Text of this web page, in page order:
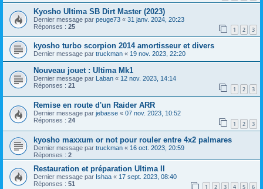
Kyosho Ultima SB Dirt Master (2023)
Dernier message par peuge73 « 31 janv. 2024, 20:23
Réponses : 25 1 2 3
kyosho turbo scorpion 2014 amortisseur et divers
Dernier message par truckman « 19 nov. 2023, 22:20
Nouveau jouet : Ultima Mk1
Dernier message par Laban « 12 nov. 2023, 14:14
Réponses : 21 1 2 3
Remise en route d'un Raider ARR
Dernier message par jebasse « 07 nov. 2023, 10:52
Réponses : 24 1 2 3
kyosho maxxum or not pour rouler entre 4x2 palmares
Dernier message par truckman « 16 oct. 2023, 20:59
Réponses : 2
Restauration et préparation Ultima II
Dernier message par Ishaa « 17 sept. 2023, 08:40
Réponses : 51 1 2 3 4 5 6